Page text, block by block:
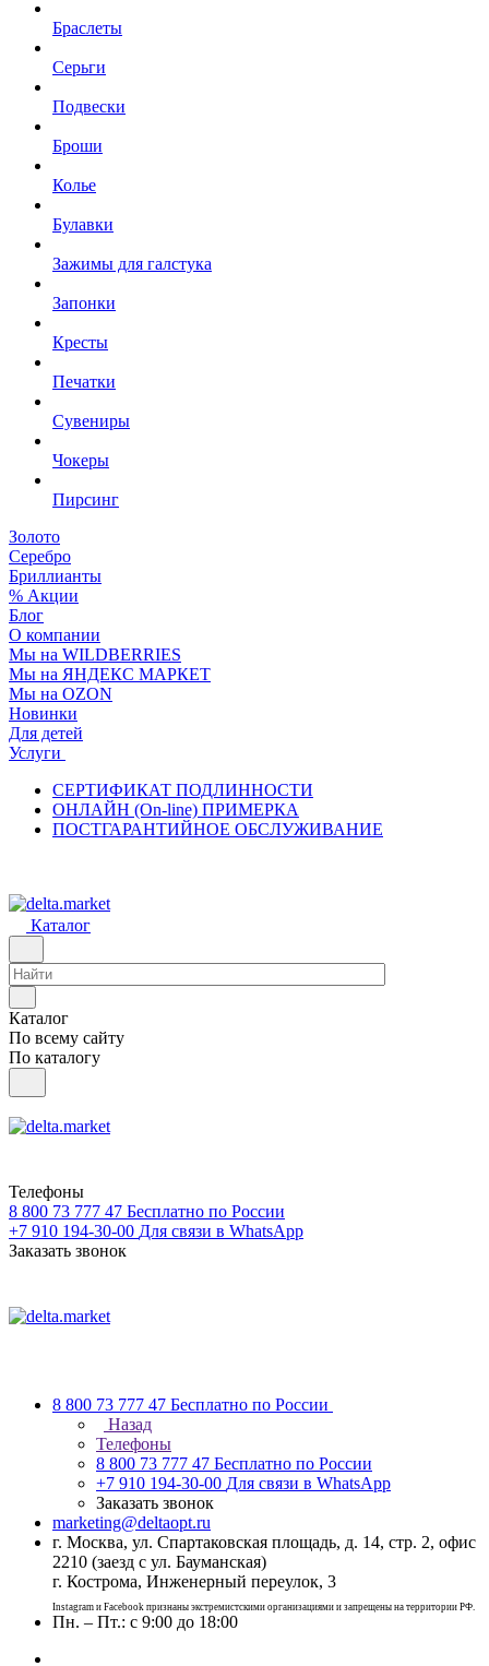
Браслеты
Серьги
Подвески
Броши
Колье
Булавки
Зажимы для галстука
Запонки
Кресты
Печатки
Сувениры
Чокеры
Пирсинг
Золото
Серебро
Бриллианты
% Акции
Блог
О компании
Мы на WILDBERRIES
Мы на ЯНДЕКС МАРКЕТ
Мы на OZON
Новинки
Для детей
Услуги
СЕРТИФИКАТ ПОДЛИННОСТИ
ОНЛАЙН (On-line) ПРИМЕРКА
ПОСТГАРАНТИЙНОЕ ОБСЛУЖИВАНИЕ
Каталог
Каталог
По всему сайту
По каталогу
Телефоны
8 800 73 777 47 Бесплатно по России
+7 910 194-30-00 Для связи в WhatsApp
Заказать звонок
8 800 73 777 47 Бесплатно по России
Назад
Телефоны
8 800 73 777 47 Бесплатно по России
+7 910 194-30-00 Для связи в WhatsApp
Заказать звонок
marketing@deltaopt.ru
г. Москва, ул. Спартаковская площадь, д. 14, стр. 2, офис
2210 (заезд с ул. Бауманская)
г. Кострома, Инженерный переулок, 3
Instagram и Facebook признаны экстремистскими организациями и запрещены на территории РФ.
Пн. – Пт.: с 9:00 до 18:00